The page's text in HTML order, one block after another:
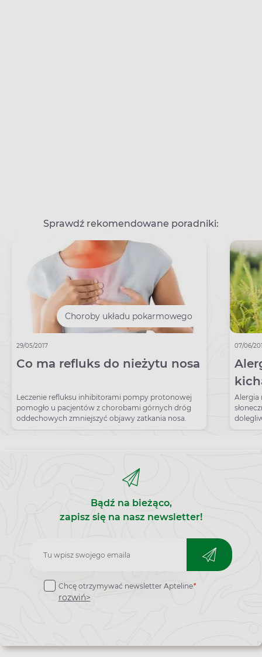
Sprawdź rekomendowane poradniki:
Choroby układu pokarmowego
29/05/2017
Co ma refluks do nieżytu nosa
Leczenie refluksu inhibitorami pompy protonowej
pomogło u pacjentów z chorobami górnych dróg
oddechowych zmniejszyć objawy zatkania nosa.
07/06/
Alergia
Bądź na bieżąco,
zapisz się na nasz newsletter!
Zapisz
do
newslettera
Chcę otrzymywać newsletter Apteline*
rozwiń>